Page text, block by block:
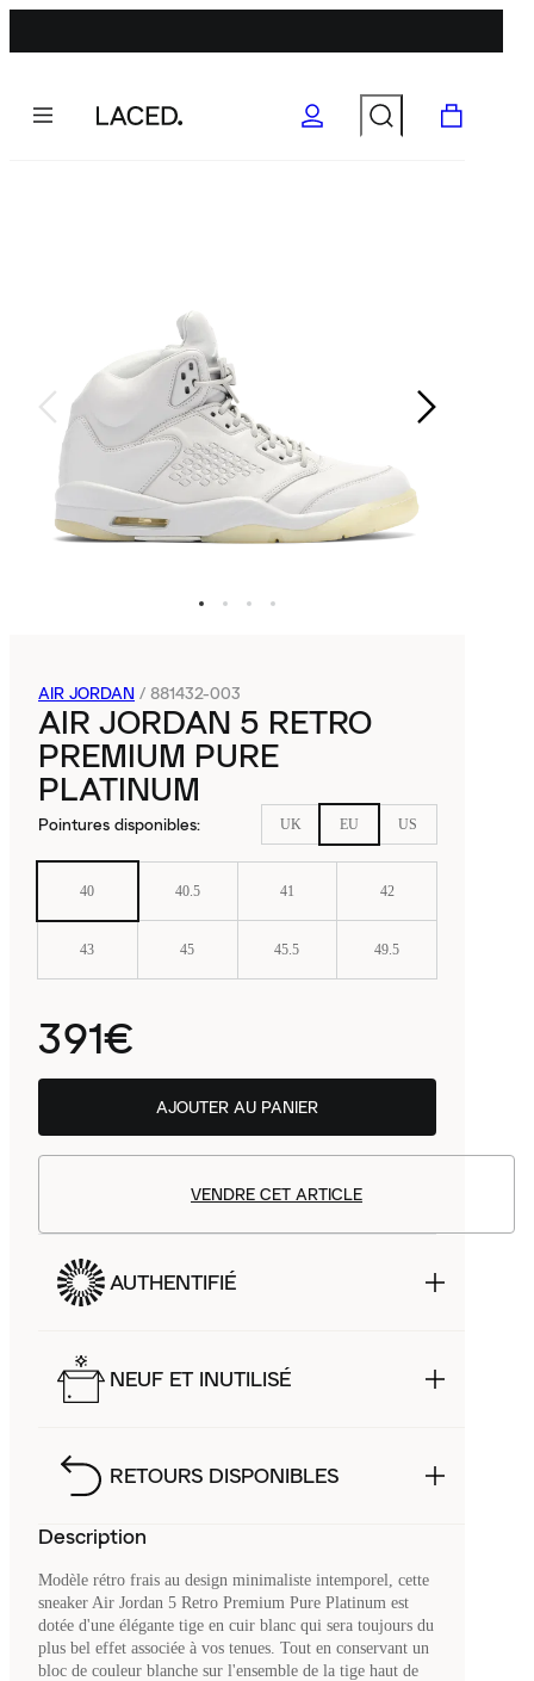
AIR JORDAN / 881432-003
AIR JORDAN 5 RETRO
PREMIUM PURE
PLATINUM
Pointures disponibles: UK EU US
40 40.5 41 42
43 45 45.5 49.5
391€
AJOUTER AU PANIER
VENDRE CET ARTICLE
AUTHENTIFIÉ
NEUF ET INUTILISÉ
RETOURS DISPONIBLES
Description
Modèle rétro frais au design minimaliste intemporel, cette
sneaker Air Jordan 5 Retro Premium Pure Platinum est
dotée d'une élégante tige en cuir blanc qui sera toujours du
plus bel effet associée à vos tenues. Tout en conservant un
bloc de couleur blanche sur l'ensemble de la tige haut de